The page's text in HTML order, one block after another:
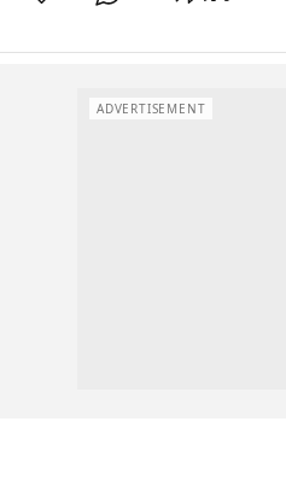
ADVERTISEMENT